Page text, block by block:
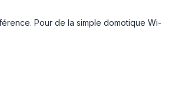
Pour de la simple domotique Wi-